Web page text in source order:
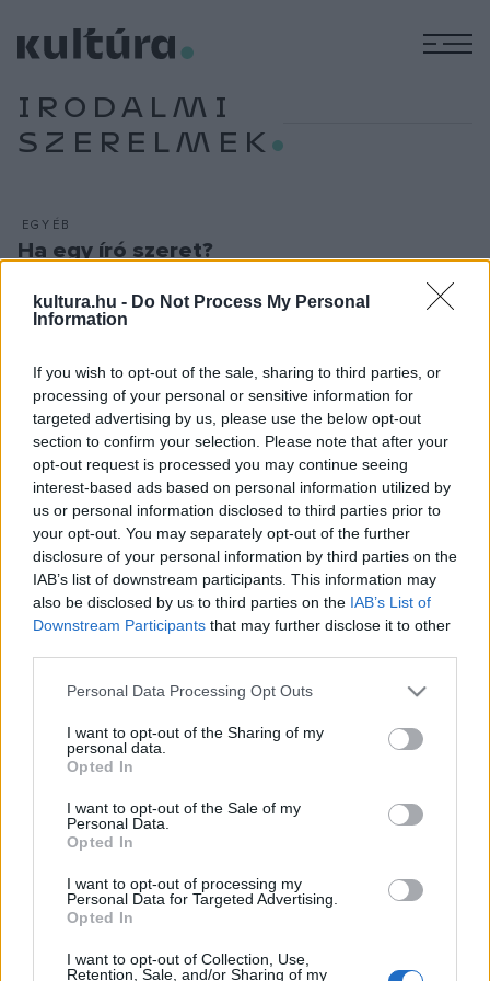
kultura.hu - Do Not Process My Personal
Information
If you wish to opt-out of the sale, sharing to third parties, or
processing of your personal or sensitive information for
targeted advertising by us, please use the below opt-out
section to confirm your selection. Please note that after your
opt-out request is processed you may continue seeing
interest-based ads based on personal information utilized by
us or personal information disclosed to third parties prior to
your opt-out. You may separately opt-out of the further
disclosure of your personal information by third parties on the
IAB’s list of downstream participants. This information may
also be disclosed by us to third parties on the IAB’s List of
Downstream Participants that may further disclose it to other
Please note that this website/app uses one or more Google
not limited to your visit or usage behaviour. You may click to
grant or deny consent to Google and its third-party tags to
use your data for below specified purposes in below Google
consent section.
Personal Data Processing Opt Outs
I want to opt-out of the Sharing of my
personal data.
Opted In
I want to opt-out of the Sale of my
Personal Data.
Opted In
I want to opt-out of processing my
Personal Data for Targeted Advertising.
Opted In
I want to opt-out of Collection, Use,
Retention, Sale, and/or Sharing of my
IRODALMI
SZERELMEK
EGYÉB
Ha egy író szeret?
Vajon tényleg mindenkinek létezik a másik fele, a számára
ideális partner, akivel, ha találkozik, harmonikus kapcsolatban
és a valóságban ennél jóval több a szenvedés, a
megpróbáltatás? Nemes Nagy Ágnes és Lengyel Balázs,
Szabó Magda és Szobotka Tibor, Mészöly Miklós és Polcz
Alaine kapcsolatában a fentiek mindegyikére találunk példát.
EGYÉB
A társak
Weöres Sándor és Károlyi Amy több mint negyven évig
voltak házasok. Bár kapcsolatuk életük kései szakaszában
kezdődött, mégis mind emberileg, mind szakmailag sokat
adtak egymásnak. Károlyi Amynak azonban nem lehetett
könnyű egy olyan férfi mellett, aki az íráson kívül semmit
nem vett komolyan. A Várkert Bazár Irodalmi szerelmek
szintén költő Károlyi Amyra emlékeznek.
EGYÉB
Irodalmi szerelmek a Várkertben